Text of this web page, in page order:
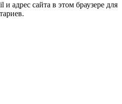
адрес сайта в этом браузере для